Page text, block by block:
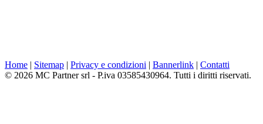
Home | Sitemap | Privacy e condizioni | Bannerlink | Contatti
© 2026 MC Partner srl - P.iva 03585430964. Tutti i diritti riservati.